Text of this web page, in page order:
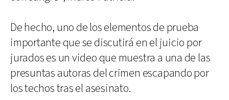
De hecho, uno de los elementos de prueba
importante que se discutirá en el juicio por
jurados es un video que muestra a una de las
presuntas autoras del crimen escapando por
los techos tras el asesinato.